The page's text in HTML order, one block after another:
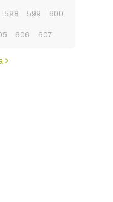
598 599 600
606 607